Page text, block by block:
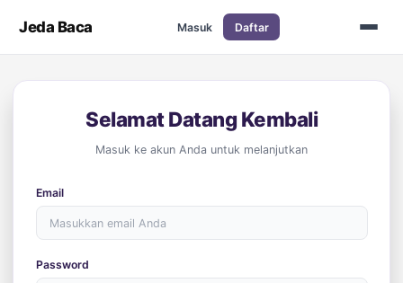
Jeda Baca Masuk Daftar
Selamat Datang Kembali
Masuk ke akun Anda untuk melanjutkan
Email
Password